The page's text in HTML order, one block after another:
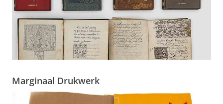
Marginaal Drukwerk